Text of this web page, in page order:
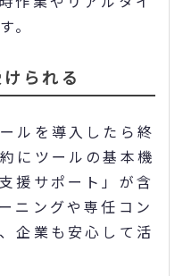
。
られる
ルを導入したら終
にツールの基本機
援サポート」が含
ニングや専任コン
企業も安心して活